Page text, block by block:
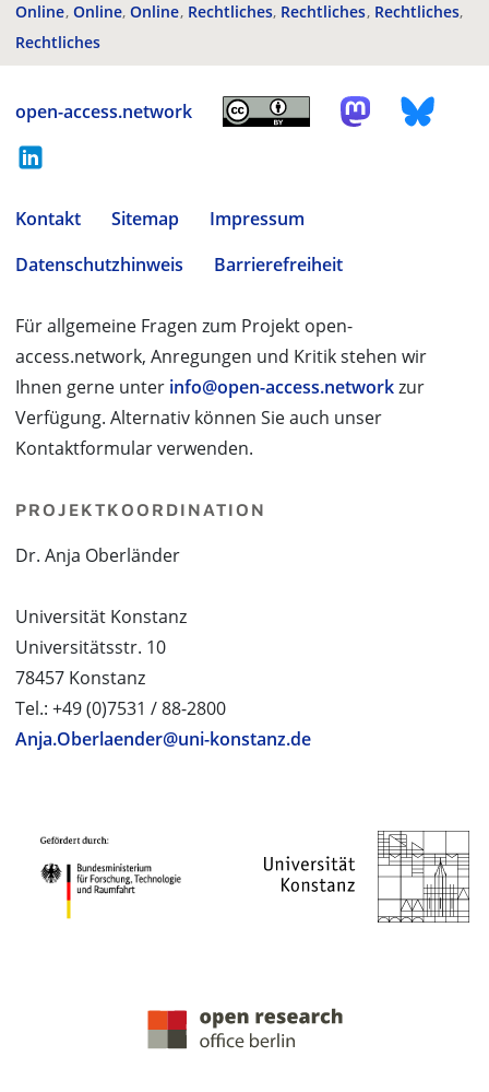
Online Online Online Rechtliches Rechtliches Rechtliches
Rechtliches
open-access.network
Kontakt Sitemap
Impressum
Datenschutzhinweis
Barrierefreiheit
Für allgemeine Fragen zum Projekt open-
access.network, Anregungen und Kritik stehen wir
Ihnen gerne unter info@open-access.networkzur
Verfügung. Alternativ können Sie auch unser
Kontaktformular verwenden.
PROJEKTKOORDINATION
Dr. Anja Oberländer
Universität Konstanz
Universitätsstr. 10
78457 Konstanz
Tel.: +49 (0)7531 / 88-2800
Anja.Oberlaender@uni-konstanz.de